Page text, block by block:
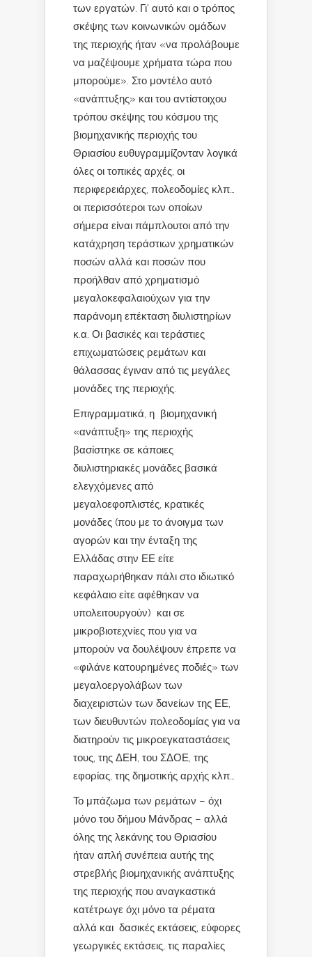
των εργατών. Γι’ αυτό και ο τρόπος
σκέψης των κοινωνικών ομάδων
της περιοχής ήταν «να προλάβουμε
να μαζέψουμε χρήματα τώρα που
μπορούμε». Στο μοντέλο αυτό
«ανάπτυξης» και του αντίστοιχου
τρόπου σκέψης του κόσμου της
βιομηχανικής περιοχής του
Θριασίου ευθυγραμμίζονταν λογικά
όλες οι τοπικές αρχές, οι
περιφερειάρχες, πολεοδομίες κλπ…
οι περισσότεροι των οποίων
σήμερα είναι πάμπλουτοι από την
κατάχρηση τεράστιων χρηματικών
ποσών αλλά και ποσών που
προήλθαν από χρηματισμό
μεγαλοκεφαλαιούχων για την
παράνομη επέκταση διυλιστηρίων
κ.α. Οι βασικές και τεράστιες
επιχωματώσεις ρεμάτων και
θάλασσας έγιναν από τις μεγάλες
μονάδες της περιοχής.
Επιγραμματικά, η βιομηχανική
«ανάπτυξη» της περιοχής
βασίστηκε σε κάποιες
διυλιστηριακές μονάδες βασικά
ελεγχόμενες από
μεγαλοεφοπλιστές, κρατικές
μονάδες (που με το άνοιγμα των
αγορών και την ένταξη της
Ελλάδας στην ΕΕ είτε
παραχωρήθηκαν πάλι στο ιδιωτικό
κεφάλαιο είτε αφέθηκαν να
υπολειτουργούν) και σε
μικροβιοτεχνίες που για να
μπορούν να δουλέψουν έπρεπε να
«φιλάνε κατουρημένες ποδιές» των
μεγαλοεργολάβων των
διαχειριστών των δανείων της ΕΕ,
των διευθυντών πολεοδομίας για να
διατηρούν τις μικροεγκαταστάσεις
τους, της ΔΕΗ, του ΣΔΟΕ, της
εφορίας, της δημοτικής αρχής κλπ…
Το μπάζωμα των ρεμάτων – όχι
μόνο του δήμου Μάνδρας – αλλά
όλης της λεκάνης του Θριασίου
ήταν απλή συνέπεια αυτής της
στρεβλής βιομηχανικής ανάπτυξης
της περιοχής που αναγκαστικά
κατέτρωγε όχι μόνο τα ρέματα
αλλά και δασικές εκτάσεις, εύφορες
γεωργικές εκτάσεις, τις παραλίες